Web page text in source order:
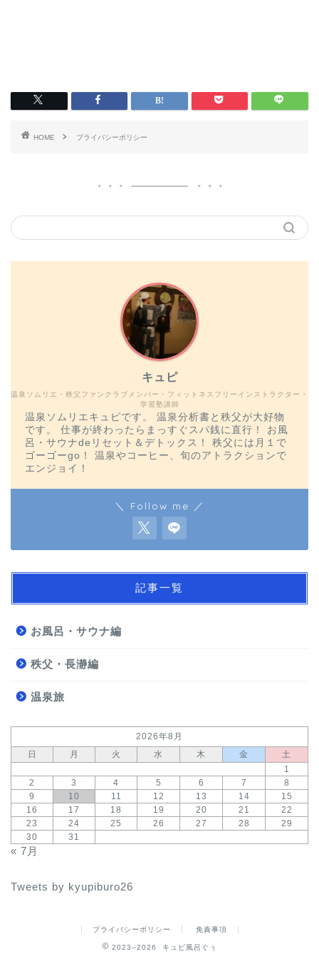
HOME プライバシーポリシー
温泉ソムリエ・秩父ファンクラブメンバー・フィットネスフリーインストラクター・
学習塾講師
キュピ
温泉ソムリエキュピです。 温泉分析書と秩父が大好物
です。 仕事が終わったらまっすぐスパ銭に直行！ お風
呂・サウナdeリセット＆デトックス！ 秩父には月１で
ゴーゴーgo！ 温泉やコーヒー、旬のアトラクションで
エンジョイ！
＼ Follow me ／
記事一覧
お風呂・サウナ編
秩父・長瀞編
温泉旅
2026年8月
日
月 火 水 木 金
土
1
2
3 4 5 6 7
8
9
10 11 12 13 14
15
16
17 18 19 20 21
22
23
24 25 26 27 28
29
30
31
« 7月
Tweets by kyupiburo26
プライバシーポリシー 免責事項
2023–2026 キュピ風呂ぐぅ